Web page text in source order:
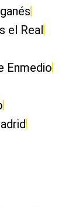
el Real
Enmedio